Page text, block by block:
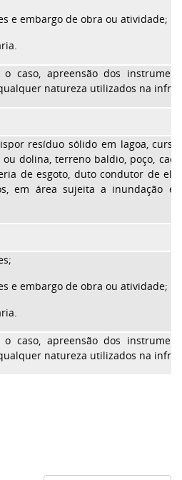
e embargo de obra ou atividade;
caso, apreensão dos
natureza utilizados na
resíduo sólido em lagoa,
dolina, terreno baldio, poço,
de esgoto, duto condutor de
em área sujeita a inundação
e embargo de obra ou atividade;
caso, apreensão dos
natureza utilizados na